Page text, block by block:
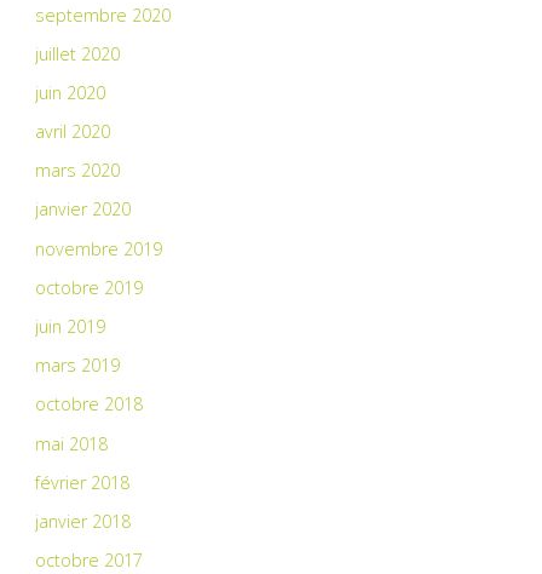
septembre 2020
juillet 2020
juin 2020
avril 2020
mars 2020
janvier 2020
novembre 2019
octobre 2019
juin 2019
mars 2019
octobre 2018
mai 2018
février 2018
janvier 2018
octobre 2017